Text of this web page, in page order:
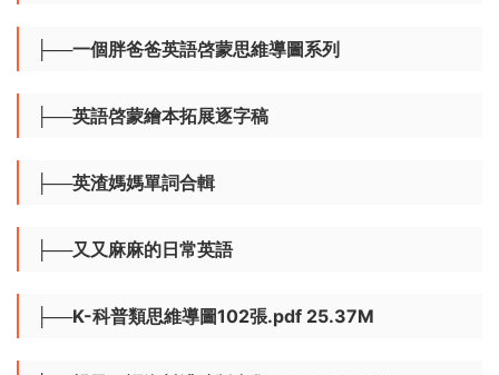
├──雙語牛娃啓蒙思考（圖文+音視頻版）
├──桃子英語啓蒙從0打卡
├──小學英語口語職業系列（17主題，含音頻）
├──一個胖爸爸英語啓蒙思維導圖系列
├──英語啓蒙繪本拓展逐字稿